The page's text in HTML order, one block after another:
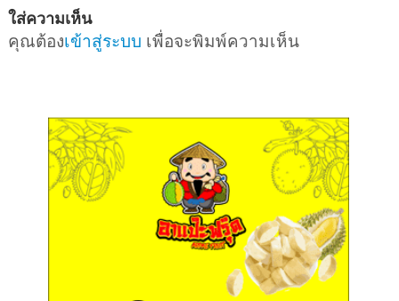
ใส่ความเห็น
คุณต้องเข้าสู่ระบบ เพื่อจะพิมพ์ความเห็น